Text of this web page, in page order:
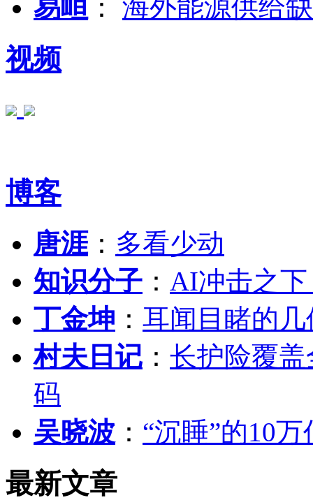
易峘 ： 海外能源供给
视频
博客
唐涯： 多看少动
知识分子 ： AI冲击之
丁金坤 ： 耳闻目睹的
村夫日记 ： 长护险覆
码
吴晓波 ： “沉睡”的10
最新文章